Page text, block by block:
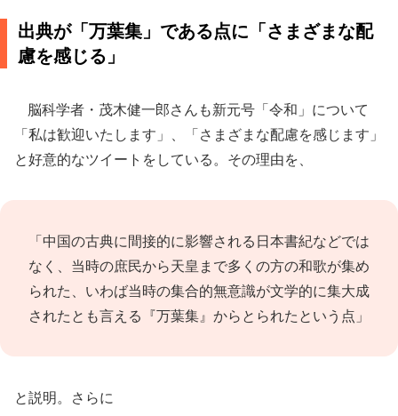
出典が「万葉集」である点に「さまざまな配
慮を感じる」
脳科学者・茂木健一郎さんも新元号「令和」について
「私は歓迎いたします」、「さまざまな配慮を感じます」
と好意的なツイートをしている。その理由を、
「中国の古典に間接的に影響される日本書紀などでは
なく、当時の庶民から天皇まで多くの方の和歌が集め
られた、いわば当時の集合的無意識が文学的に集大成
されたとも言える『万葉集』からとられたという点」
と説明。さらに